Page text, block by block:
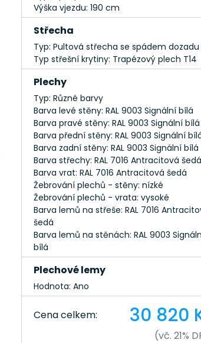
Výška vjezdu: 190 cm
Střecha
Typ: Pultová střecha se spádem dozadu
Typ střešní krytiny: Trapézový plech T14
Plechy
Typ: Různé barvy
Barva levé stěny: RAL 9003 Signální bílá
Barva pravé stěny: RAL 9003 Signální bílá
Barva přední stěny: RAL 9003 Signální
Barva zadní stěny: RAL 9003 Signální bílá
Barva střechy: RAL 7016 Antracitová šedá
Barva vrat: RAL 7016 Antracitová šedá
Žebrování plechů - stěny: nízké
Žebrování plechů - vrata: vysoké
Barva lemů na střeše: RAL 7016
šedá
Barva lemů na stěnách: RAL 9003
bílá
Plechové lemy
Hodnota: Ano
Cena celkem: 30 820
(vč. 21%